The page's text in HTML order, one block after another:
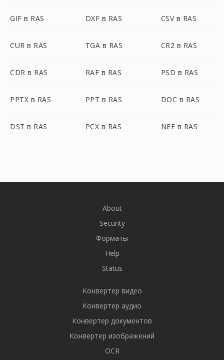
GIF в RAS DXF в RAS CSV в RAS
CUR в RAS TGA в RAS CR2 в RAS
CDR в RAS RAF в RAS PSD в RAS
PPTX в RAS PPT в RAS DOC в RAS
DST в RAS PCX в RAS NEF в RAS
About
Security
Форматы
Help
Status
Конвертер видео
Конвертер аудио
Конвертер документов
Конвертер изображений
OCR